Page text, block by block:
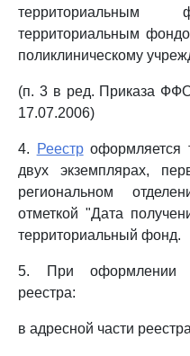
территориальным
территориальным
поликлиническому
(п. 3 в ред. Приказа
17.07.2006)
4. Реестроформляется
двух экземплярах,
региональном
отметкой "Дата
территориальный фонд.
5. При оформлении
реестра:
в адресной части